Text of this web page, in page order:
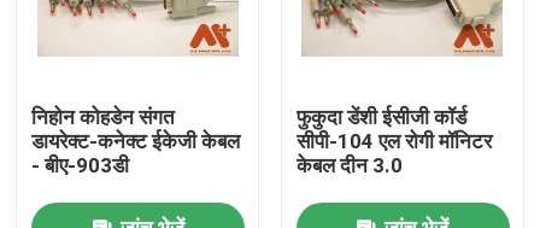
ईसीजी रोगी केबल
रोगी मॉनिटर केबल
पुन: प्रयोज्य खराब 2 सेंसर
निहोन कोहडेन संगत
डायरेक्ट-कनेक्ट ईकेजी केबल
- बीए-903डी
फुकुदा डेंशी ईसीजी कॉर्ड
सीपी-104 एल रोगी मॉनिटर
केबल दीन 3.0